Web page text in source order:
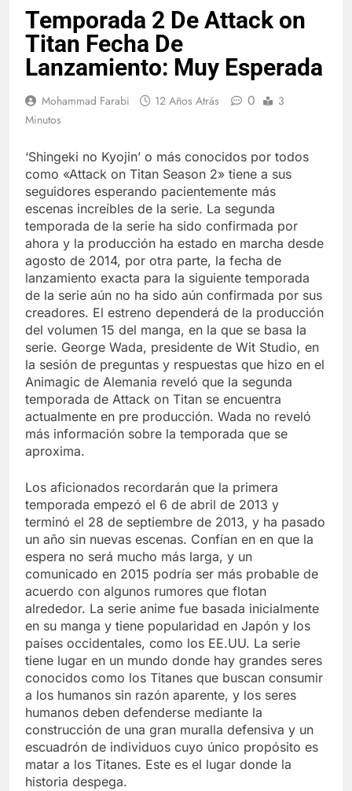
La familia Kennedy
entierra a otro
miembro de la familia
7 Años Atrás
Cápsulas Ultra Max
Testo a Precios
Chile, Argentina,
Más
7 Años Atrás
en Línea
Pharma Flex RX en
México – Descuentos
Masivos en Mercado
Libre
7 Años Atrás
Crucero en México te
lleva a lugares
paranormales con
binoculares de visión
nocturna y reuniones de
secuestrados
7 Años Atrás
La Inteligencia Artificial
deepfake de Samsung
fabrica un clip de
movimiento desde una
sola foto
7 Años Atrás
Temporada 2 De Attack on
Titan Fecha De
Lanzamiento: Muy Esperada
Mohammad Farabi 12 Años Atrás 0
3
Minutos
‘Shingeki no Kyojin’ o más conocidos por todos
como «Attack on Titan Season 2» tiene a sus
seguidores esperando pacientemente más
escenas increíbles de la serie. La segunda
temporada de la serie ha sido confirmada por
ahora y la producción ha estado en marcha desde
agosto de 2014, por otra parte, la fecha de
lanzamiento exacta para la siguiente temporada
de la serie aún no ha sido aún confirmada por sus
creadores. El estreno dependerá de la producción
del volumen 15 del manga, en la que se basa la
serie. George Wada, presidente de Wit Studio, en
la sesión de preguntas y respuestas que hizo en el
Animagic de Alemania reveló que la segunda
temporada de Attack on Titan se encuentra
actualmente en pre producción. Wada no reveló
más información sobre la temporada que se
aproxima.
Los aficionados recordarán que la primera
temporada empezó el 6 de abril de 2013 y
terminó el 28 de septiembre de 2013, y ha pasado
un año sin nuevas escenas. Confían en en que la
espera no será mucho más larga, y un
comunicado en 2015 podría ser más probable de
acuerdo con algunos rumores que flotan
alrededor. La serie anime fue basada inicialmente
en su manga y tiene popularidad en Japón y los
países occidentales, como los EE.UU. La serie
tiene lugar en un mundo donde hay grandes seres
conocidos como los Titanes que buscan consumir
a los humanos sin razón aparente, y los seres
humanos deben defenderse mediante la
construcción de una gran muralla defensiva y un
escuadrón de individuos cuyo único propósito es
matar a los Titanes. Este es el lugar donde la
historia despega.